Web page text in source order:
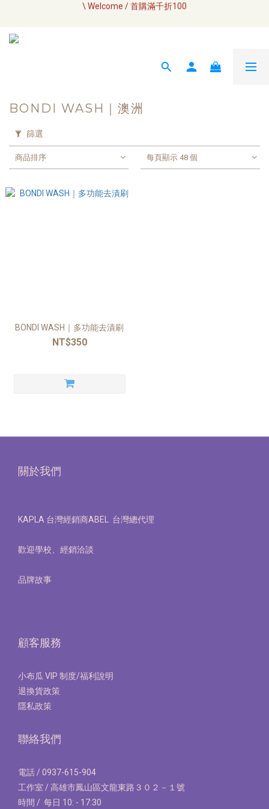
全網訂單將於7/4 開始配送
\ Welcome / 首購滿千折100
BONDI WASH｜澳洲
篩選
商品排序 每頁顯示 48 個
BONDI WASH｜多功能去漬刷
NT$350
關於我們
KAPLA 台灣經銷商ABEL 台灣總代理
歡迎學校、經銷洽談
品牌故事
顧客服務
小布瓜 VIP 制度/福利說明
退換貨政策
隱私政策
聯絡我們
電話 / 0937-615-904
工作室 / 高雄市鳳山區文龍東路３０２－１號
時間 / 每日 10: - 17:30